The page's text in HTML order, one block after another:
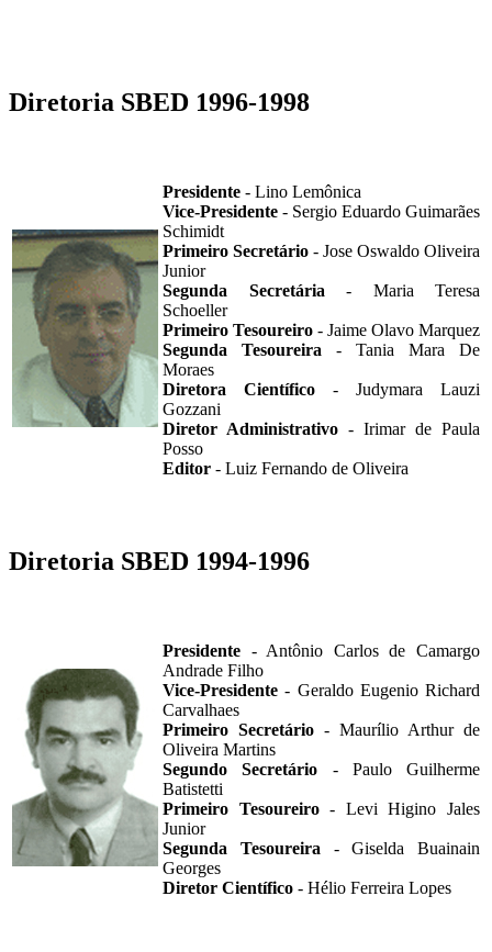
Diretoria SBED 1996-1998
Presidente - Lino Lemônica
Vice-Presidente - Sergio Eduardo Guimarães
Schimidt
Primeiro Secretário - Jose Oswaldo Oliveira
Junior
Segunda Secretária - Maria Teresa
Schoeller
Primeiro Tesoureiro - Jaime Olavo Marquez
Segunda Tesoureira - Tania Mara De
Moraes
Diretora Científico - Judymara Lauzi
Gozzani
Diretor Administrativo - Irimar de Paula
Posso
Editor - Luiz Fernando de Oliveira
Diretoria SBED 1994-1996
Presidente - Antônio Carlos de Camargo
Andrade Filho
Vice-Presidente - Geraldo Eugenio Richard
Carvalhaes
Primeiro Secretário - Maurílio Arthur de
Oliveira Martins
Segundo Secretário - Paulo Guilherme
Batistetti
Primeiro Tesoureiro- Levi Higino Jales
Junior
Segunda Tesoureira - Giselda Buainain
Georges
Diretor Científico - Hélio Ferreira Lopes